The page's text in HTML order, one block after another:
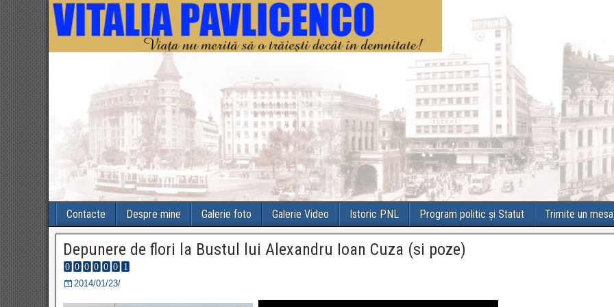
Contacte Despre mine Galerie foto Galerie Video Istoric PNL Program politic și Statut Trimite un
Depunere de flori la Bustul lui Alexandru Ioan Cuza (si poze)
2014/01/23/